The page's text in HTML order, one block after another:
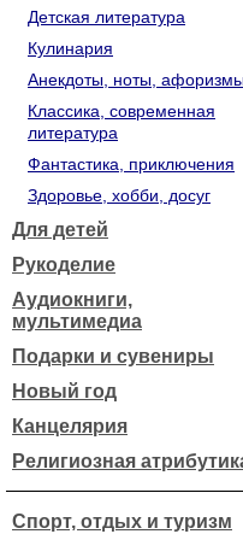
Детская литература
Кулинария
Анекдоты, ноты,
Классика, современная
литература
Фантастика, приключения
Здоровье, хобби, досуг
Для детей
Рукоделие
Аудиокниги,
мультимедиа
Подарки и сувениры
Новый год
Канцелярия
Религиозная
Спорт, отдых и туризм